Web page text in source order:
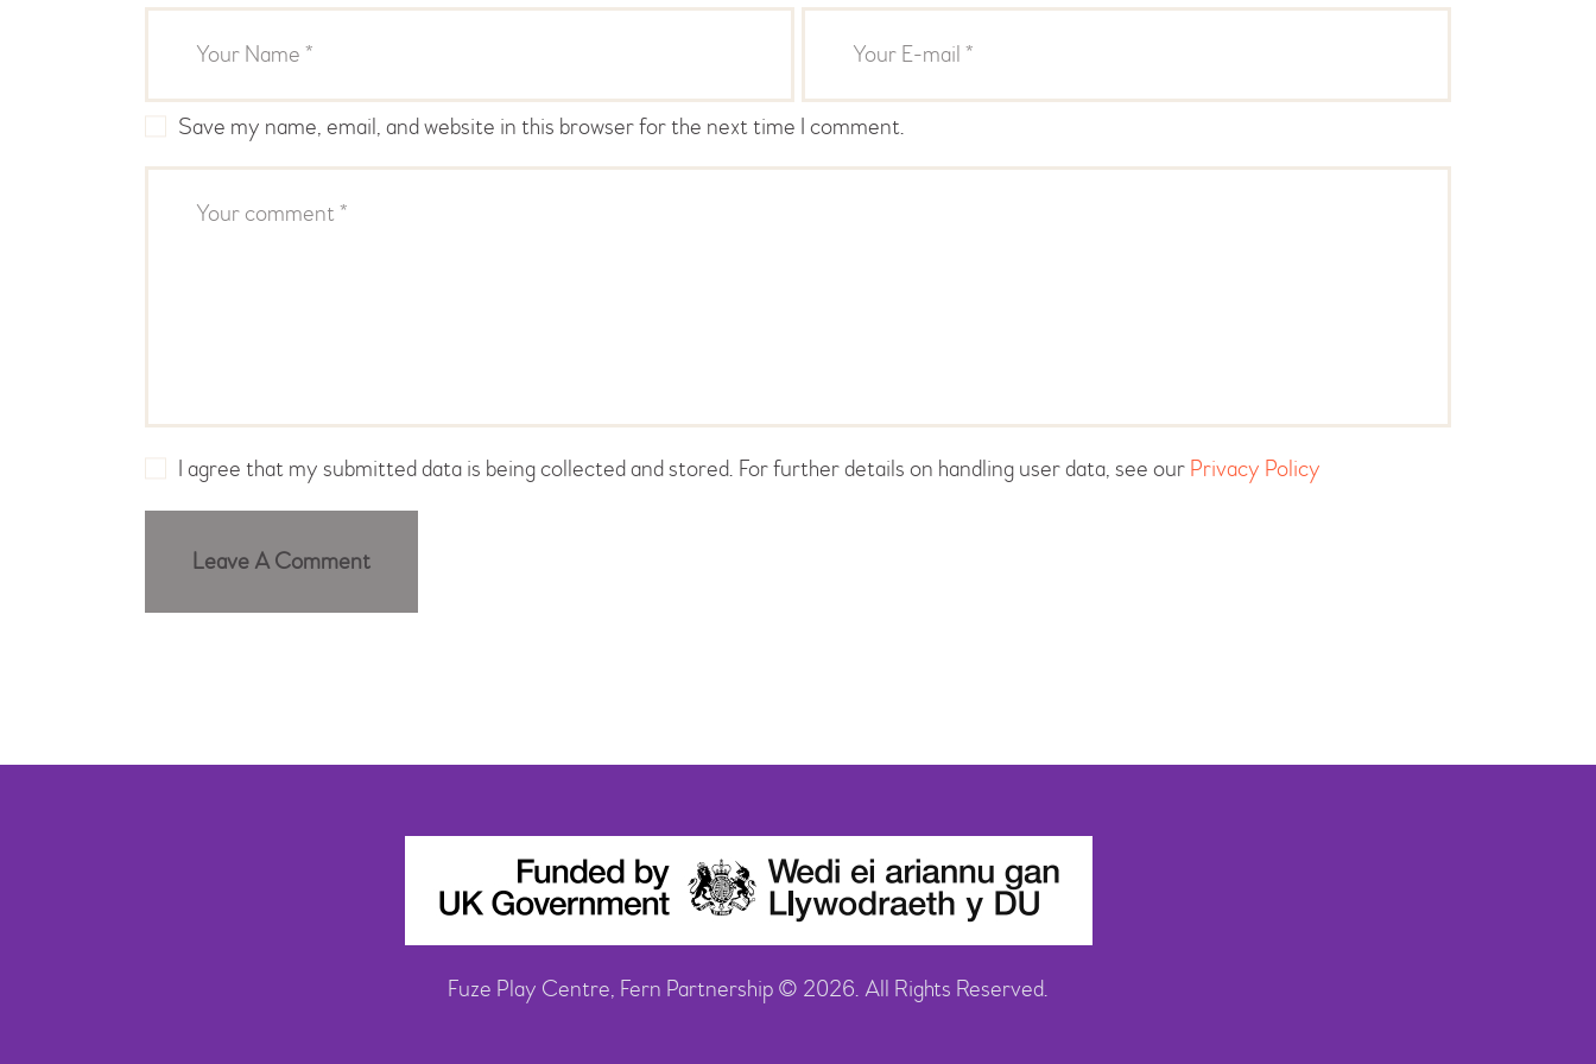
Save my name, email, and website in this browser for the next time I comment.
I agree that my submitted data is being collected and stored. For further details on handling user data, see our Privacy Policy
Fuze Play Centre, Fern Partnership © 2026. All Rights Reserved.